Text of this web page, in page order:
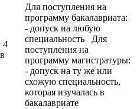
4
Для поступления на
программу бакалавриата:
- допуск на любую
специальность Для
поступления на
программу магистратуры:
- допуск на ту же или
схожую специальность,
которая изучалась в
бакалавриате